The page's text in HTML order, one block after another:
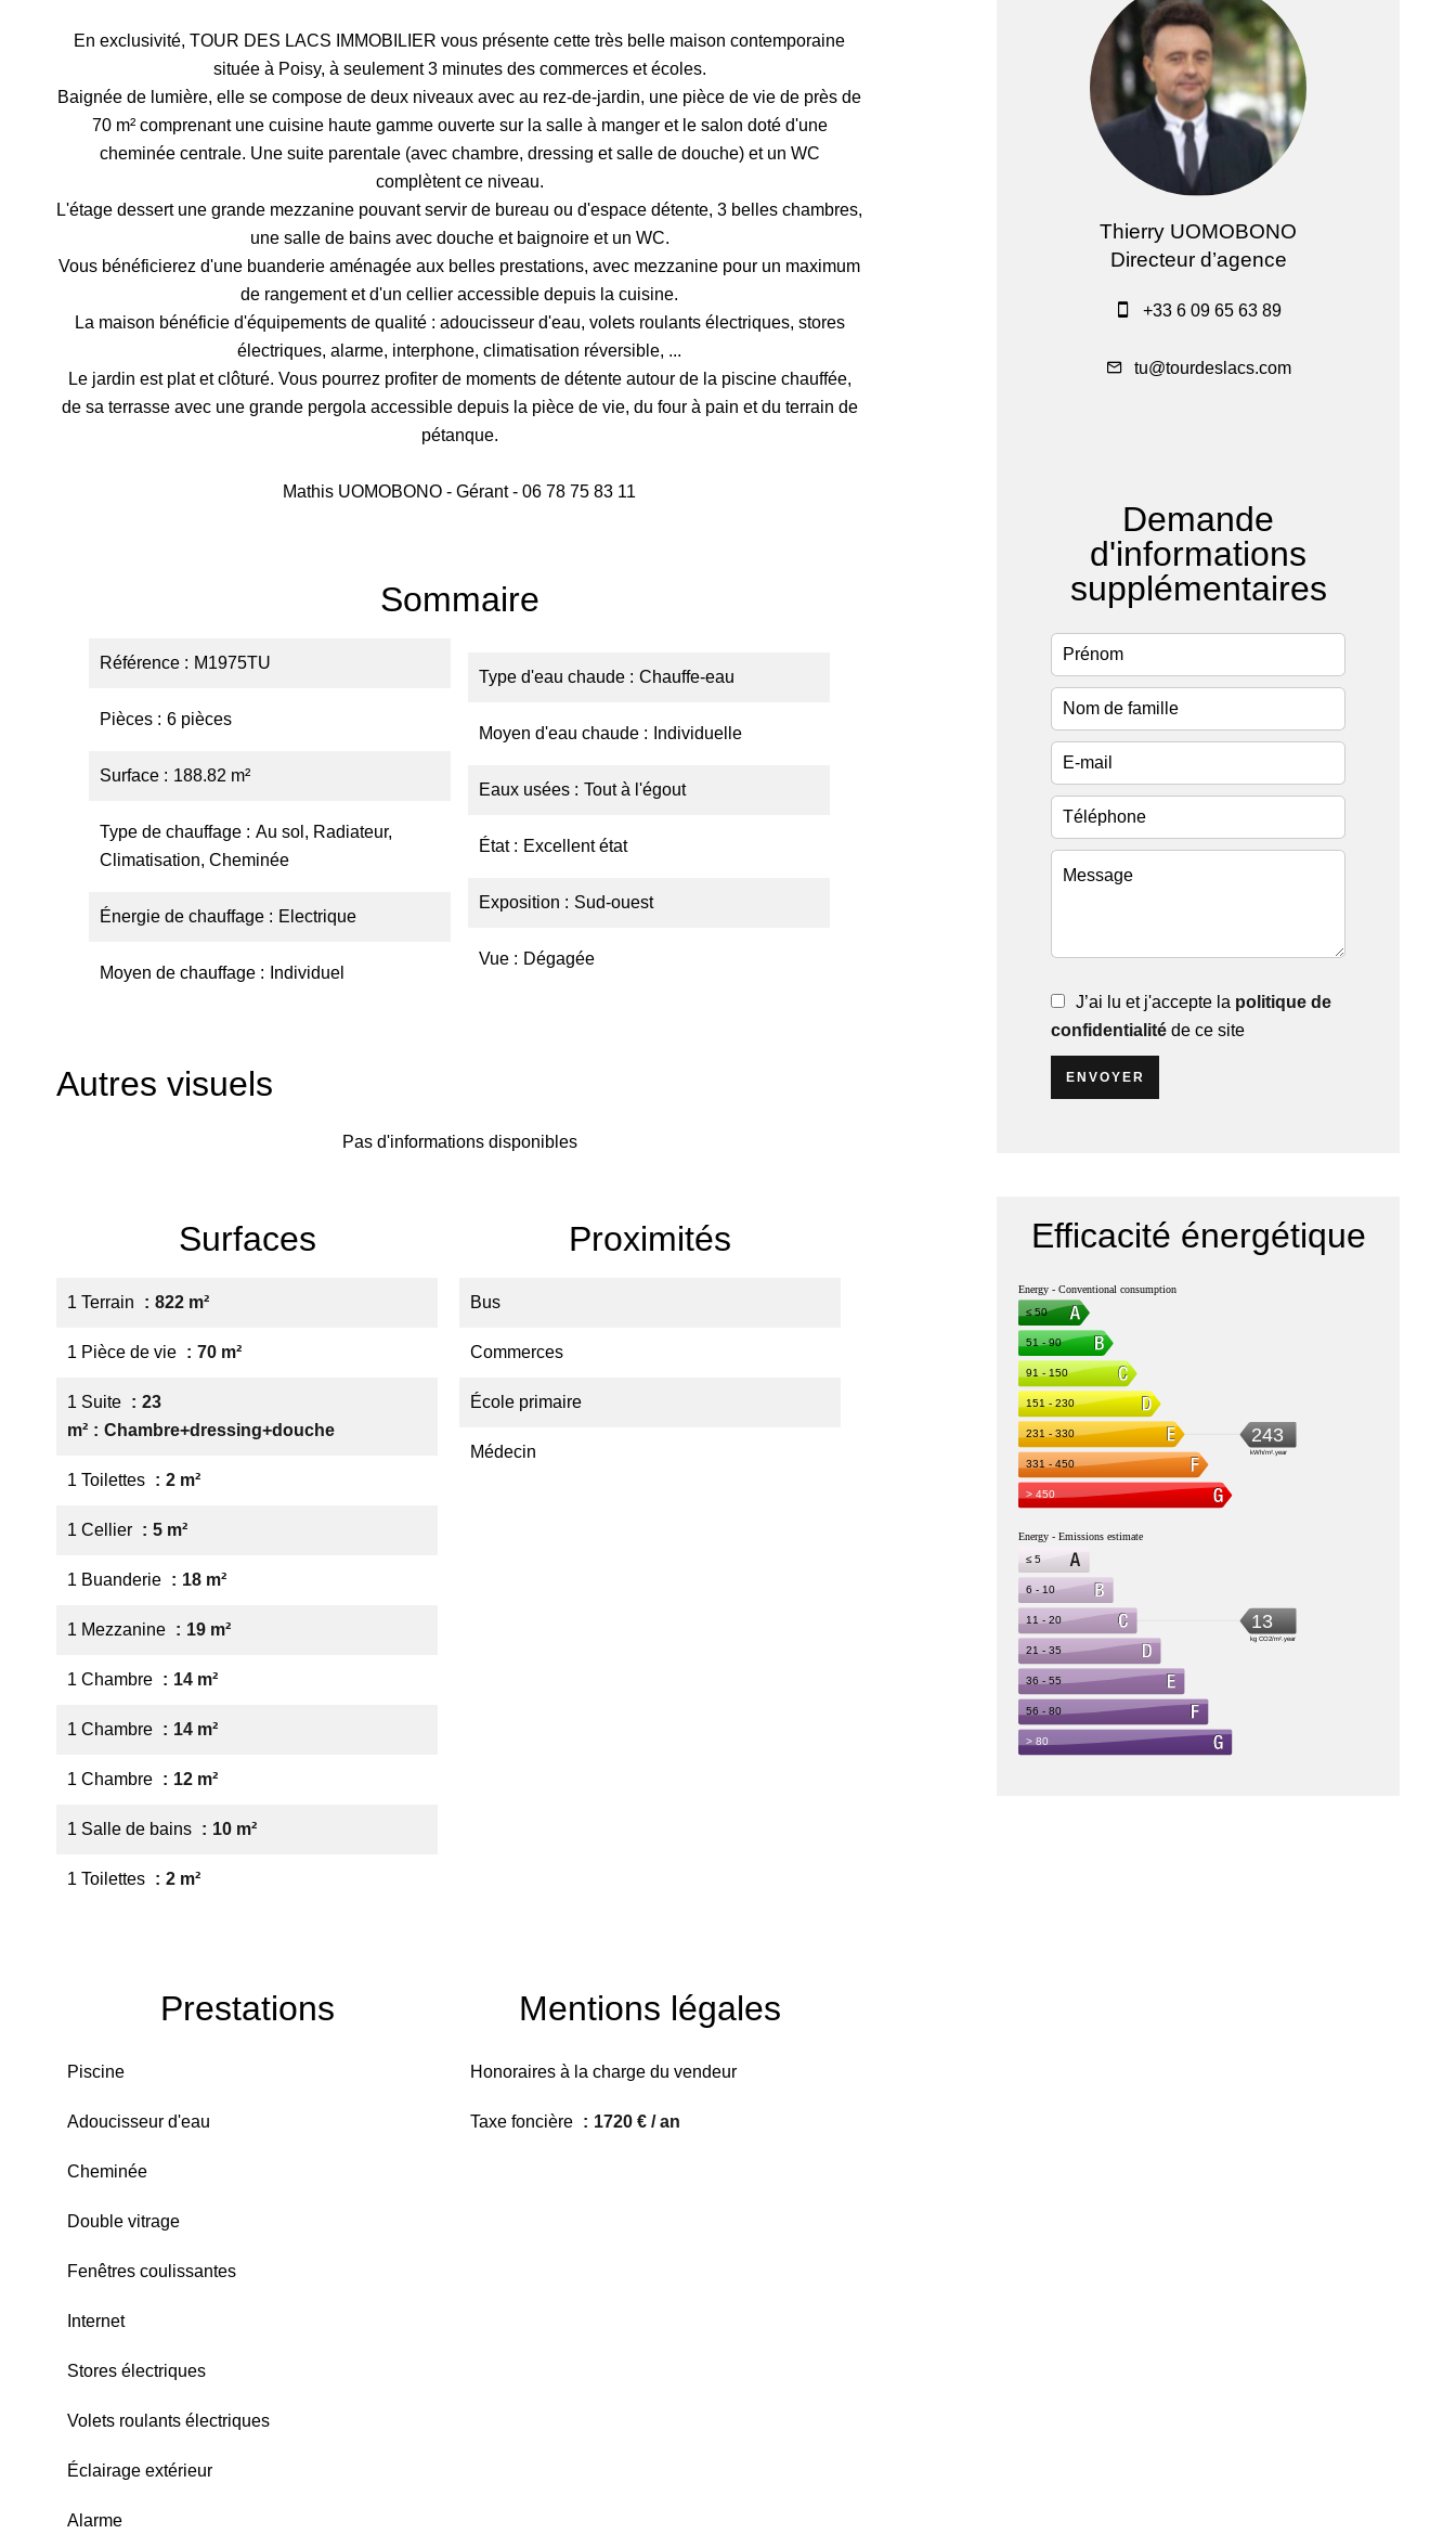
En exclusivité, TOUR DES LACS IMMOBILIER vous présente cette très belle maison contemporaine
située à Poisy, à seulement 3 minutes des commerces et écoles.
Baignée de lumière, elle se compose de deux niveaux avec au rez-de-jardin, une pièce de vie de près de
70 m² comprenant une cuisine haute gamme ouverte sur la salle à manger et le salon doté d'une
cheminée centrale. Une suite parentale (avec chambre, dressing et salle de douche) et un WC
complètent ce niveau.
L'étage dessert une grande mezzanine pouvant servir de bureau ou d'espace détente, 3 belles chambres,
une salle de bains avec douche et baignoire et un WC.
Vous bénéficierez d'une buanderie aménagée aux belles prestations, avec mezzanine pour un maximum
de rangement et d'un cellier accessible depuis la cuisine.
La maison bénéficie d'équipements de qualité : adoucisseur d'eau, volets roulants électriques, stores
électriques, alarme, interphone, climatisation réversible, ...
Le jardin est plat et clôturé. Vous pourrez profiter de moments de détente autour de la piscine chauffée,
de sa terrasse avec une grande pergola accessible depuis la pièce de vie, du four à pain et du terrain de
pétanque.
Mathis UOMOBONO - Gérant - 06 78 75 83 11
Sommaire
Référence M1975TU
Pièces 6 pièces
Surface 188.82 m²
Type de chauffage
Au sol, Radiateur,
Climatisation, Cheminée
Énergie de chauffage Electrique
Moyen de chauffage Individuel
Type d'eau chaude Chauffe-eau
Moyen d'eau chaude Individuelle
Eaux usées Tout à l'égout
État Excellent état
Exposition Sud-ouest
Vue Dégagée
Autres visuels
Pas d'informations disponibles
Surfaces
1 Terrain 822 m²
1 Pièce de vie 70 m²
1 Suite
23
m²
Chambre+dressing+douche
1 Toilettes 2 m²
1 Cellier 5 m²
1 Buanderie 18 m²
1 Mezzanine 19 m²
1 Chambre 14 m²
1 Chambre 14 m²
1 Chambre 12 m²
1 Salle de bains 10 m²
1 Toilettes 2 m²
Proximités
Bus
Commerces
École primaire
Médecin
Prestations
Piscine
Adoucisseur d'eau
Cheminée
Double vitrage
Fenêtres coulissantes
Internet
Stores électriques
Volets roulants électriques
Éclairage extérieur
Alarme
Mentions légales
Honoraires à la charge du vendeur
Taxe foncière 1720 € / an
Thierry UOMOBONO
Directeur d’agence
+33 6 09 65 63 89
tu@tourdeslacs.com
Demande
d'informations
supplémentaires
J’ai lu et j'accepte la politique de
confidentialité de ce site
ENVOYER
Efficacité énergétique